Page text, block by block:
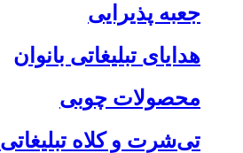
جعبه پذیرایی
هدایای تبلیغاتی بانوان
محصولات چوبی
تی‌شرت و کلاه تبلیغاتی